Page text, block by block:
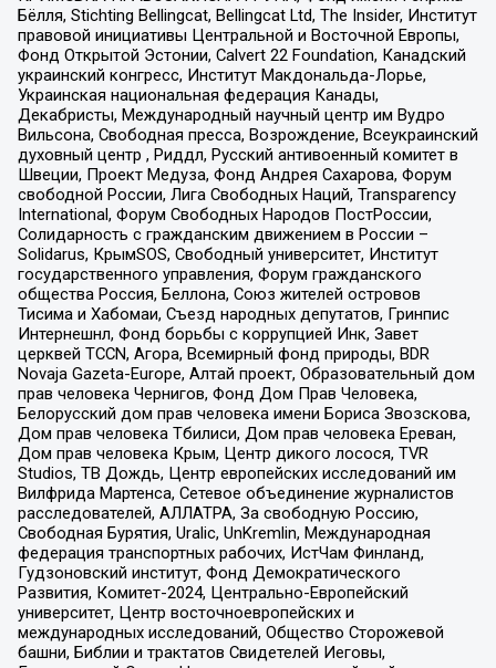
Бёлля, Stichting Bellingcat, Bellingcat Ltd, The Insider, Институт
правовой инициативы Центральной и Восточной Европы,
Фонд Открытой Эстонии, Calvert 22 Foundation, Канадский
украинский конгресс, Институт Макдональда-Лорье,
Украинская национальная федерация Канады,
Декабристы, Международный научный центр им Вудро
Вильсона, Свободная пресса, Возрождение, Всеукраинский
духовный центр , Риддл, Русский антивоенный комитет в
Швеции, Проект Медуза, Фонд Андрея Сахарова, Форум
свободной России, Лига Свободных Наций, Transparеncy
International, Форум Свободных Народов ПостРоссии,
Солидарность с гражданским движением в России –
Solidarus, КрымSOS, Свободный университет, Институт
государственного управления, Форум гражданского
общества Россия, Беллона, Союз жителей островов
Тисима и Хабомаи, Съезд народных депутатов, Гринпис
Интернешнл, Фонд борьбы с коррупцией Инк, Завет
церквей TCCN, Агора, Всемирный фонд природы, BDR
Novaja Gazeta-Europe, Алтай проект, Образовательный дом
прав человека Чернигов, Фонд Дом Прав Человека,
Белорусский дом прав человека имени Бориса Звозскова,
Дом прав человека Тбилиси, Дом прав человека Ереван,
Дом прав человека Крым, Центр дикого лосося, TVR
Studios, ТВ Дождь, Центр европейских исследований им
Вилфрида Мартенса, Сетевое объединение журналистов
расследователей, АЛЛАТРА, За свободную Россию,
Свободная Бурятия, Uralic, UnKremlin, Международная
федерация транспортных рабочих, ИстЧам Финланд,
Гудзоновский институт, Фонд Демократического
Развития, Комитет-2024, Центрально-Европейский
университет, Центр восточноевропейских и
международных исследований, Общество Сторожевой
башни, Библии и трактатов Свидетелей Иеговы,